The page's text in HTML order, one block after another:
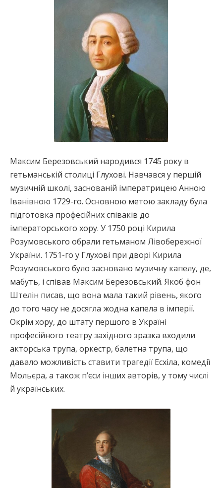
Максим Березовський народився 1745 року в
гетьманській столиці Глухові. Навчався у першій
музичній школі, заснованій імператрицею Анною
Іванівною 1729-го. Основною метою закладу була
підготовка професійних співаків до
імператорського хору. У 1750 році Кирила
Розумовського обрали гетьманом Лівобережної
України. 1751-го у Глухові при дворі Кирила
Розумовського було засновано музичну капелу, де,
мабуть, і співав Максим Березовський. Якоб фон
Штелін писав, що вона мала такий рівень, якого
до того часу не досягла жодна капела в імперії.
Окрім хору, до штату першого в Україні
професійного театру західного зразка входили
акторська трупа, оркестр, балетна трупа, що
давало можливість ставити трагедії Есхіла, комедії
Мольєра, а також п’єси інших авторів, у тому числі
й українських.